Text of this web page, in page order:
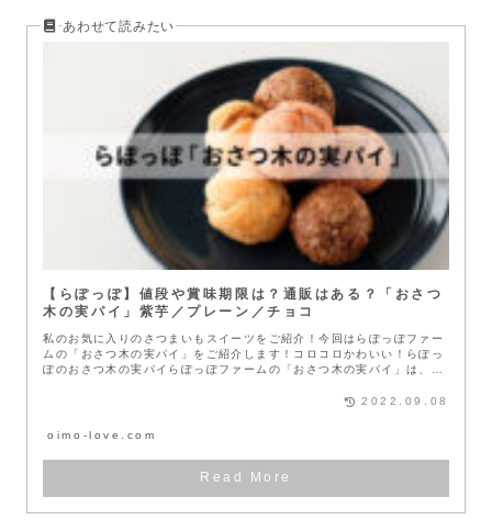
【らぽっぽ】値段や賞味期限は？通販はある？「おさつ
木の実パイ」紫芋／プレーン／チョコ
私のお気に入りのさつまいもスイーツをご紹介！今回はらぽっぽファー
ムの「おさつ木の実パイ」をご紹介します！コロコロかわいい！らぽっ
ぽのおさつ木の実パイらぽっぽファームの「おさつ木の実パイ」は、パ
oimo-love.com
2022.09.08